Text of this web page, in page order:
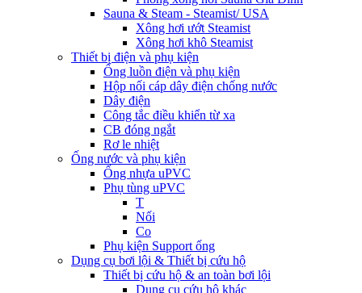
Sauna & Steam - Steamist/ USA
Xông hơi ướt Steamist
Xông hơi khô Steamist
Thiết bị điện và phụ kiện
Ống luồn điện và phụ kiện
Hộp nối cáp dây điện chống nước
Dây điện
Công tắc điều khiển từ xa
CB đóng ngắt
Rơ le nhiệt
Ống nước và phụ kiện
Ống nhựa uPVC
Phụ tùng uPVC
T
Nối
Co
Phụ kiện Support ống
Dụng cụ bơi lội & Thiết bị cứu hộ
Thiết bị cứu hộ & an toàn bơi lội
Dụng cụ cứu hộ khác